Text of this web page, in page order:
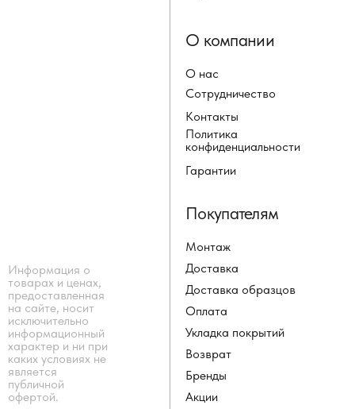
Информация о
товарах и ценах,
предоставленная
на сайте, носит
исключительно
информационный
характер и ни при
каких условиях не
является
публичной
офертой.
О нас
Сотрудничество
Контакты
Политика
конфиденциальности
О компании
Монтаж
Доставка
Доставка образцов
Оплата
Покупателям
Укладка покрытий
Возврат
Бренды
Акции
Гарантии